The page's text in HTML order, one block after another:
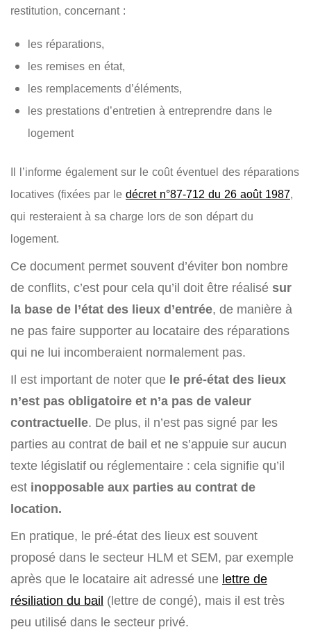
restitution, concernant :
les réparations,
les remises en état,
les remplacements d’éléments,
les prestations d’entretien à entreprendre dans le
logement
Il l’informe également sur le coût éventuel des réparations
locatives (fixées par le décret n°87-712 du 26 août 1987,
qui resteraient à sa charge lors de son départ du
logement.
Ce document permet souvent d’éviter bon nombre
de conflits, c’est pour cela qu’il doit être réalisé sur
la base de l’état des lieux d’entrée, de manière à
ne pas faire supporter au locataire des réparations
qui ne lui incomberaient normalement pas.
Il est important de noter que le pré-état des lieux
n’est pas obligatoire et n’a pas de valeur
contractuelle. De plus, il n’est pas signé par les
parties au contrat de bail et ne s’appuie sur aucun
texte législatif ou réglementaire : cela signifie qu’il
est inopposable aux parties au contrat de
location.
En pratique, le pré-état des lieux est souvent
proposé dans le secteur HLM et SEM, par exemple
après que le locataire ait adressé une lettre de
résiliation du bail (lettre de congé), mais il est très
peu utilisé dans le secteur privé.